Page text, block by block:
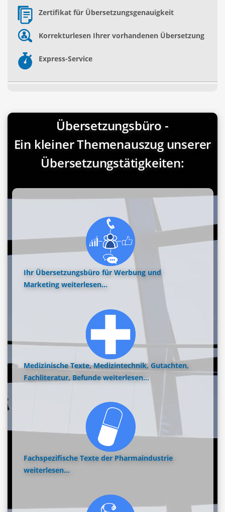
Zertifikat für Übersetzungsgenauigkeit
Korrekturlesen Ihrer vorhandenen Übersetzung
Express-Service
Übersetzungsbüro -
Ein kleiner Themenauszug unserer
Übersetzungstätigkeiten:
Ihr Übersetzungsbüro für Werbung und
Marketing weiterlesen...
Medizinische Texte, Medizintechnik, Gutachten,
Fachliteratur, Befunde weiterlesen...
Fachspezifische Texte der Pharmaindustrie
weiterlesen...